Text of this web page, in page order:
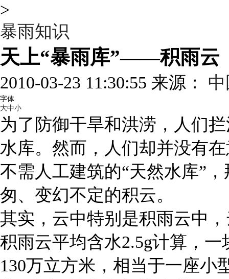
>
暴雨知识
天上“暴雨库”——积雨云
2010-03-23 11:30:55 来源：
字体
大中小
为了防御干旱和洪涝，人们
水库。然而，人们却并没有
不需人工建筑的“天然水库”
匆、变幻不定的积云。
其实，云中特别是积雨云中
积雨云平均含水2.5g计算，
130万立方米，相当于一座小